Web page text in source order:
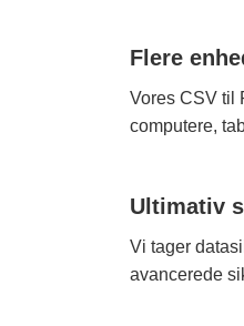
Flere
Vores CSV til
computere,
Ultimativ
Vi tager
avancerede